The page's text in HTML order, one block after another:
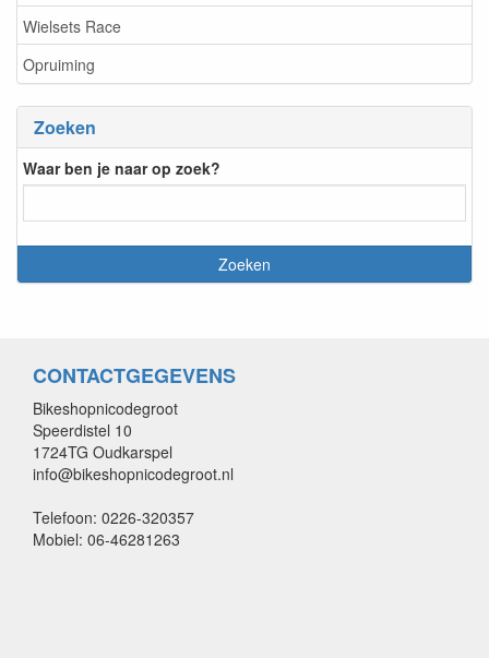
Wielsets Race
Opruiming
Zoeken
Waar ben je naar op zoek?
CONTACTGEGEVENS
Bikeshopnicodegroot
Speerdistel 10
1724TG Oudkarspel
info@bikeshopnicodegroot.nl
Telefoon: 0226-320357
Mobiel: 06-46281263